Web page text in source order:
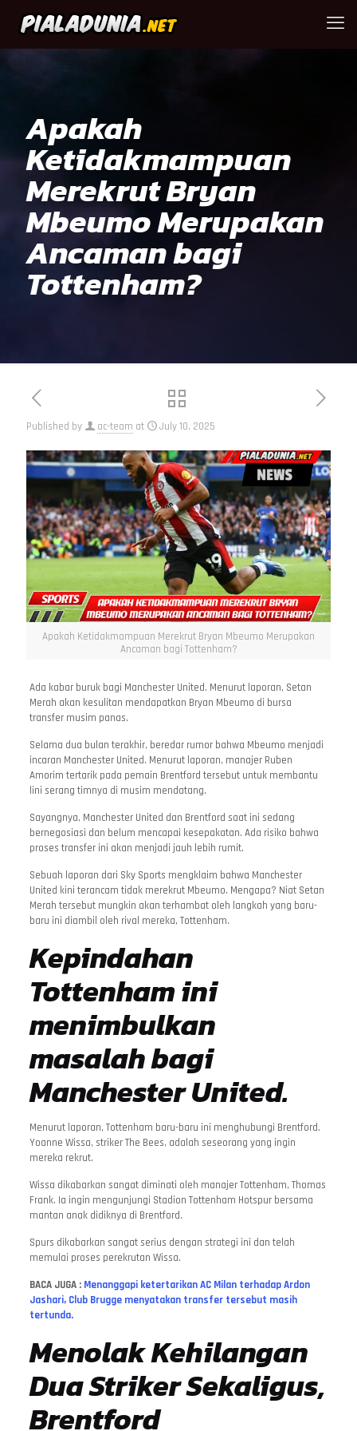
Apakah
Ketidakmampuan
Merekrut Bryan
Mbeumo Merupakan
Ancaman bagi
Tottenham?
Published by ac-team at July 10, 2025
Apakah Ketidakmampuan Merekrut Bryan Mbeumo Merupakan
Ancaman bagi Tottenham?
Ada kabar buruk bagi Manchester United. Menurut laporan, Setan
Merah akan kesulitan mendapatkan Bryan Mbeumo di bursa
transfer musim panas.
Selama dua bulan terakhir, beredar rumor bahwa Mbeumo menjadi
incaran Manchester United. Menurut laporan, manajer Ruben
Amorim tertarik pada pemain Brentford tersebut untuk membantu
lini serang timnya di musim mendatang.
Sayangnya, Manchester United dan Brentford saat ini sedang
bernegosiasi dan belum mencapai kesepakatan. Ada risiko bahwa
proses transfer ini akan menjadi jauh lebih rumit.
Sebuah laporan dari Sky Sports mengklaim bahwa Manchester
United kini terancam tidak merekrut Mbeumo. Mengapa? Niat Setan
Merah tersebut mungkin akan terhambat oleh langkah yang baru-
baru ini diambil oleh rival mereka, Tottenham.
Kepindahan
Tottenham ini
menimbulkan
masalah bagi
Manchester United.
Menurut laporan, Tottenham baru-baru ini menghubungi Brentford.
Yoanne Wissa, striker The Bees, adalah seseorang yang ingin
mereka rekrut.
Wissa dikabarkan sangat diminati oleh manajer Tottenham, Thomas
Frank. Ia ingin mengunjungi Stadion Tottenham Hotspur bersama
mantan anak didiknya di Brentford.
Spurs dikabarkan sangat serius dengan strategi ini dan telah
memulai proses perekrutan Wissa.
BACA JUGA : Menanggapi ketertarikan AC Milan terhadap Ardon
Jashari, Club Brugge menyatakan transfer tersebut masih
tertunda.
Menolak Kehilangan
Dua Striker Sekaligus,
Brentford